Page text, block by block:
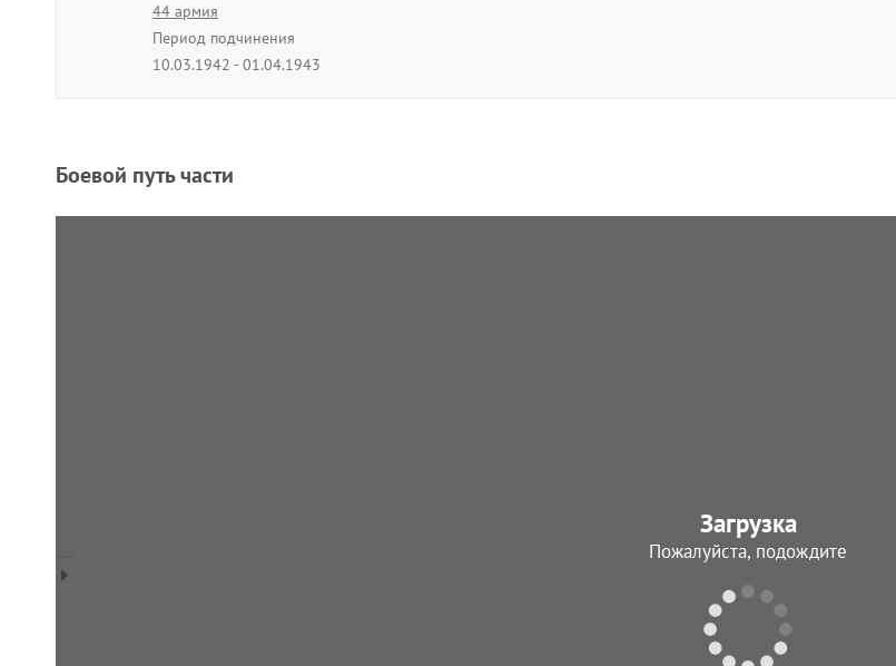
44 армия
Период подчинения
10.03.1942 - 01.04.1943
Боевой путь части
Загрузка
Пожалуйста, подождите